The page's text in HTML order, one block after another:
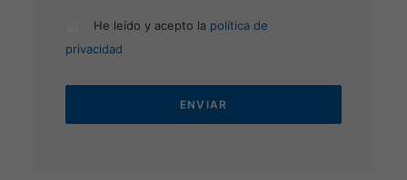
He leído y acepto la política de
privacidad